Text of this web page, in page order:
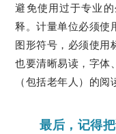
避免使用过于专业
释。计量单位必须使
图形符号，必须使用
也要清晰易读，字体
（包括老年人）的阅
最后，记得